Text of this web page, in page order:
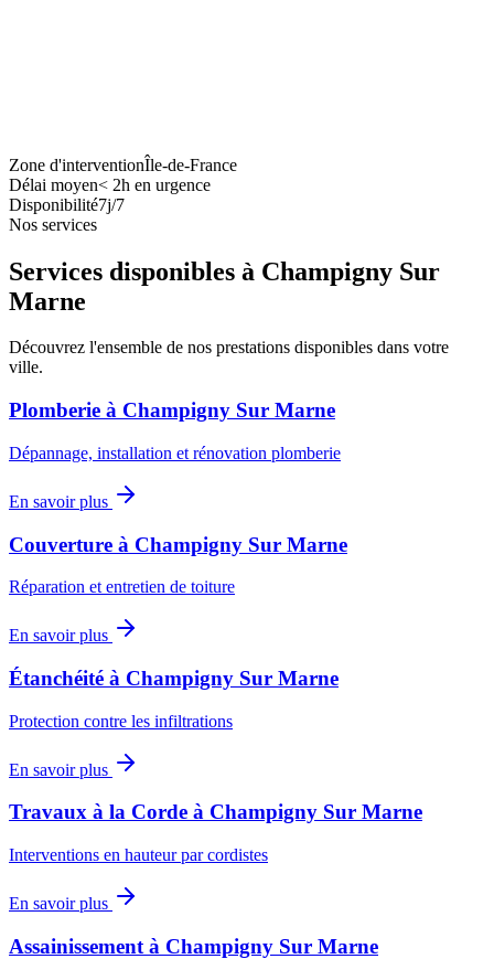
Zone d'interventionÎle-de-France
Délai moyen< 2h en urgence
Disponibilité7j/7
Nos services
Services disponibles à Champigny Sur
Marne
Découvrez l'ensemble de nos prestations disponibles dans votre
ville.
Plomberie à Champigny Sur Marne
Dépannage, installation et rénovation plomberie
En savoir plus
Couverture à Champigny Sur Marne
Réparation et entretien de toiture
En savoir plus
Étanchéité à Champigny Sur Marne
Protection contre les infiltrations
En savoir plus
Travaux à la Corde à Champigny Sur Marne
Interventions en hauteur par cordistes
En savoir plus
Assainissement à Champigny Sur Marne